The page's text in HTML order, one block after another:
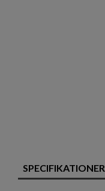
SPECIFIKATIONER